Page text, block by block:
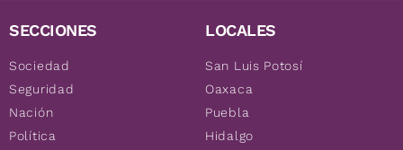
SECCIONES
Sociedad
Seguridad
Nación
Política
LOCALES
San Luis Potosí
Oaxaca
Puebla
Hidalgo